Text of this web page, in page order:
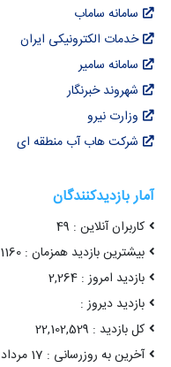
سامانه ساماب
خدمات الکترونیکی ایران
سامانه سامیر
شهروند خبرنگار
وزارت نیرو
شرکت هاب آب منطقه ای
آمار بازدیدکنندگان
کاربران آنلاین : 49
بیشترین بازدید همزمان : 1160
بازدید امروز : 2,264
بازدید دیروز :
کل بازدید : 22,102,529
آخرین به روزرسانی : 17 مرداد 1405 09:49:30